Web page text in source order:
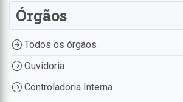
Órgãos
Todos os órgãos
Ouvidoria
Controladoria Interna